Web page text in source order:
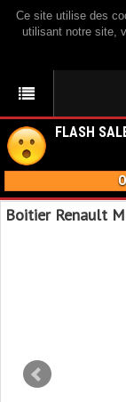
Ce site utilise des
utilisant notre site,
FLASH
Boitier Renault